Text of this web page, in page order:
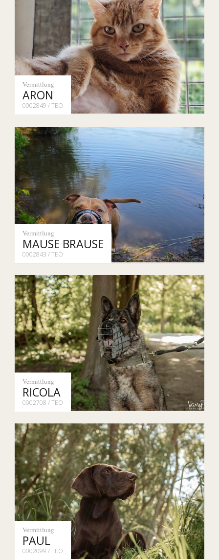
Vermittlung
ARON
0002849 / TEO
Vermittlung
MAUSE BRAUSE
0002843 / TEO
Vermittlung
RICOLA
0002708 / TEO
Vermittlung
PAUL
0002099 / TEO